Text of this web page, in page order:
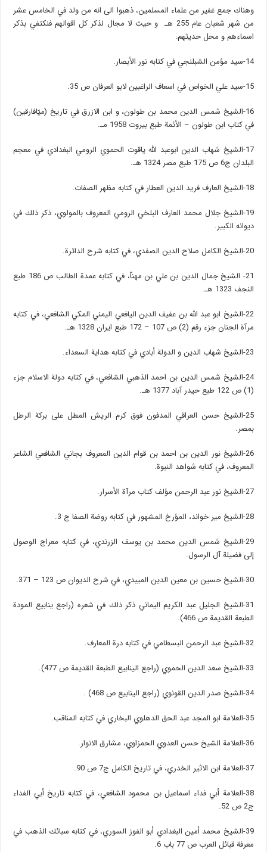
وهناك جمع غفير من علماء المسلمين، ذهبوا الى انه من ولد في الخامس عشر
من شهر شعبان عام 255 هـ و حيث لا مجال لذكر كل اقوالهم فنكتفي بذكر
اسماءهم و محل حديثهم:
14-سيد مؤمن الشبلنجي في كتابه نور الأبصار.
15-سيد علي الخواص في اسعاف الراغبين لابو العرفان ص 35.
16-الشيخ شمس الدين محمد بن طولون، و ابن الازرق في تاريخ (ميّافارقين)
في كتاب ابن طولون – الأئمة طبع بيروت 1958 مـ.
17-الشيخ شهاب الدين ابوعبد الله ياقوت الحموي الرومي البغدادي في معجم
البلدان ج6 ص 175 طبع مصر 1324 هـ.
18-الشيخ العارف فريد الدين العطار في كتابه مظهر الصفات.
19-الشيخ جلال محمد العارف البلخي الرومي المعروف بالمولوي، ذكر ذلك في
ديوانه الكبير.
20-الشيخ الكامل صلاح الدين الصفدي، في كتابه شرح الدائرة.
21- الشيخ جمال الدين بن علي بن مهناّ، في كتابه عمدة الطالب ص 186 طبع
النجف 1323 هـ.
22-الشيخ ابو عبد الله بن عفيف الدين اليافعي اليمني المكي الشافعي، في كتابه
مرآة الجنان جزء رقم (2) ص 107 – 172 طبع ايران 1328 هـ.
23-الشيخ شهاب الدين و الدولة أبادي في كتابه هداية السعداء.
24-الشيخ شمس الدين بن احمد الذهبي الشافعي، في كتابه دولة الاسلام جزء
(1) ص 122 طبع حيدر آباد 1377 هـ.
25-الشيخ حسن العراقي المدفون فوق كرم الريش المطل على بركة الرطل
بمصر.
26-الشيخ نور الدين بن احمد بن قوام الدين المعروف بجاني الشافعي الشاعر
المعروف، في كتابه شواهد النبوة.
27-الشيخ نور عبد الرحمن مؤلف كتاب مرآة الأسرار.
28-الشيخ مير خواند، المؤرخ المشهور في كتابه روضة الصفا ج 3.
29-الشيخ شمس الدين محمد بن يوسف الزرندي، في كتابه معراج الوصول
إلى فضيلة آل الرسول.
30-الشيخ حسين بن معين الدين الميبدي، في شرح الديوان ص 123 – 371.
31-الشيخ الجليل عبد الكريم اليماني ذكر ذلك في شعره (راجع ينابيع المودة
الطبعة القديمة ص 466).
32-الشيخ عبد الرحمن البسطامي في كتابه درة المعارف.
33-الشيخ سعد الدين الحموي (راجع الينابيع الطبعة القديمة ص 477).
34-الشيخ صدر الدين القونوي (راجع الينابيع ص 468) .
35-العلامة ابو المجد عبد الحق الدهلوي البخاري في كتابه المناقب.
36-العلامة الشيخ حسن العدوي الحمزاوي، مشارق الانوار.
37-العلامة ابن الاثير الخدري، في تاريخ الكامل ج7 ص 90.
38-العلامة أبي فداء اسماعيل بن محمود الشافعي، في كتابه تاريخ أبي الفداء
ج2 ص 52.
39-الشيخ محمد أمين البغدادي أبو الفوز السوري، في كتابه سبائك الذهب في
معرفة قبائل العرب ص 77 باب 6.